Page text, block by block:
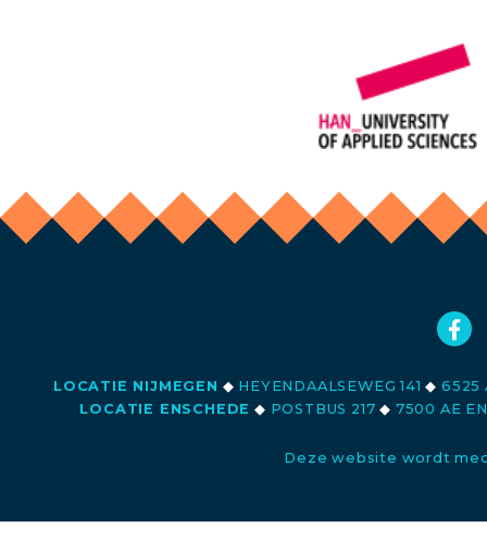
LOCATIE NIJMEGEN ◆ HEYENDAALSEWEG 141◆ 6525
LOCATIE ENSCHEDE ◆ POSTBUS 217◆ 7500 AE
Deze website wordt